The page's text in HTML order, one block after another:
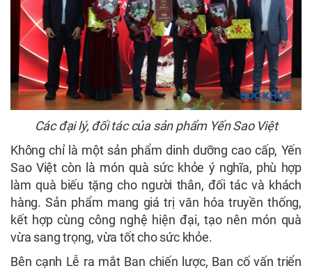
Các đại lý, đối tác của sản phẩm Yến Sao Việt
Không chỉ là một sản phẩm dinh dưỡng cao cấp, Yến
Sao Việt còn là món quà sức khỏe ý nghĩa, phù hợp
làm quà biếu tặng cho người thân, đối tác và khách
hàng. Sản phẩm mang giá trị văn hóa truyền thống,
kết hợp cùng công nghệ hiện đại, tạo nên món quà
vừa sang trọng, vừa tốt cho sức khỏe.
Bên cạnh Lễ ra mắt Ban chiến lược, Ban cố vấn triển